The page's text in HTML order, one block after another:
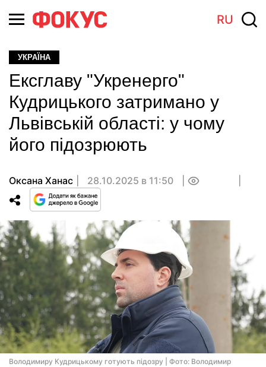
RU
УКРАЇНА
Ексглаву "Укренерго"
Кудрицького затримано у
Львівській області: у чому
його підозрюють
Оксана Ханас 28.10.2025 в 11:50
Володимиру Кудрицькому готують підозру | Фото: Володимир